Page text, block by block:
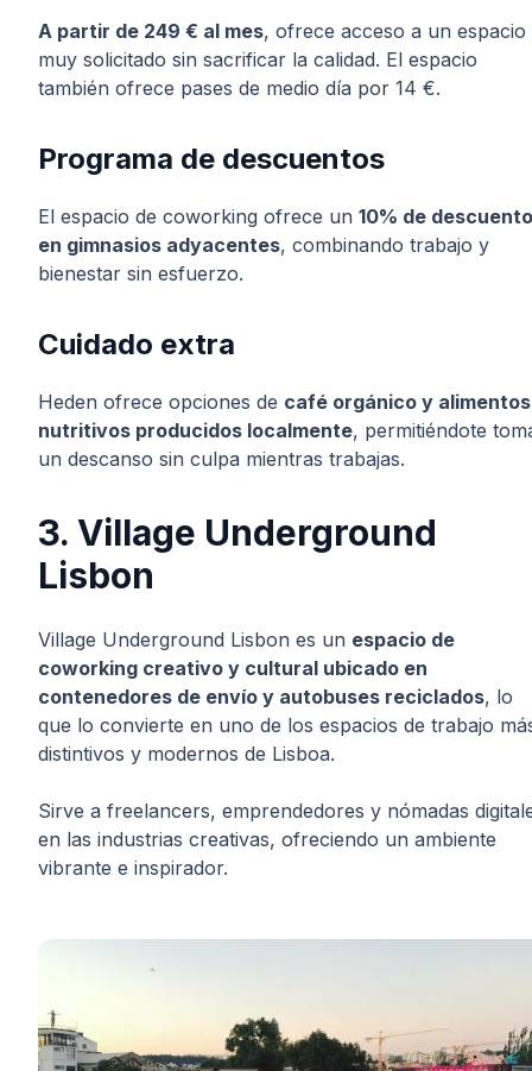
A partir de 249 € al mes, ofrece acceso a un espacio
muy solicitado sin sacrificar la calidad. El espacio
también ofrece pases de medio día por 14 €.
Programa de descuentos
El espacio de coworking ofrece un 10% de descuento
en gimnasios adyacentes, combinando trabajo y
bienestar sin esfuerzo.
Cuidado extra
Heden ofrece opciones de café orgánico y alimentos
nutritivos producidos localmente, permitiéndote
un descanso sin culpa mientras trabajas.
3. Village Underground
Lisbon
Village Underground Lisbon es un espacio de
coworking creativo y cultural ubicado en
contenedores de envío y autobuses reciclados, lo
que lo convierte en uno de los espacios de trabajo
distintivos y modernos de Lisboa.
Sirve a freelancers, emprendedores y nómadas
en las industrias creativas, ofreciendo un ambiente
vibrante e inspirador.